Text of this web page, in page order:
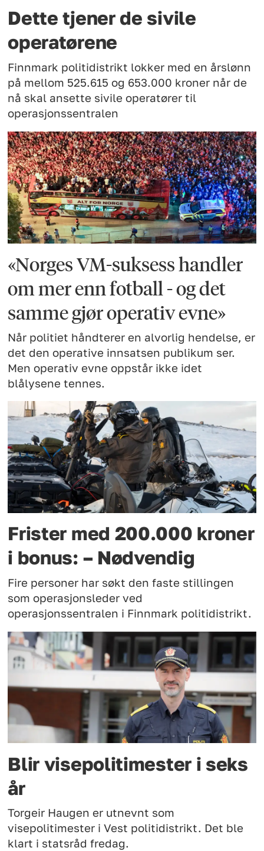
Dette tjener de sivile
operatørene
Finnmark politidistrikt lokker med en årslønn
på mellom 525.615 og 653.000 kroner når de
nå skal ansette sivile operatører til
operasjonssentralen
«Norges VM-suksess handler
om mer enn fotball - og det
samme gjør operativ evne»
Når politiet håndterer en alvorlig hendelse, er
det den operative innsatsen publikum ser.
Men operativ evne oppstår ikke idet
blålysene tennes.
Frister med 200.000 kroner
i bonus: – Nødvendig
Fire personer har søkt den faste stillingen
som operasjonsleder ved
operasjonssentralen i Finnmark politidistrikt.
Blir visepolitimester i seks
år
Torgeir Haugen er utnevnt som
visepolitimester i Vest politidistrikt. Det ble
klart i statsråd fredag.